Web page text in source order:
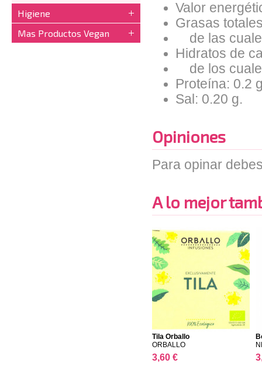
Higiene
Mas Productos Vegan
Valor
Grasas
de las
Hidratos de
de los
Proteína: 0.2
Sal: 0.20 g.
Opiniones
Para opinar
A lo mejor
Tila Orballo
ORBALLO
3,60 €